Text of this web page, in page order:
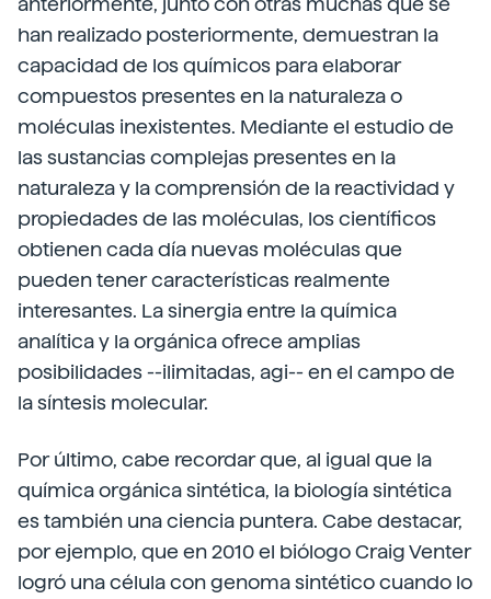
han realizado posteriormente, demuestran la
capacidad de los químicos para elaborar
compuestos presentes en la naturaleza o
moléculas inexistentes. Mediante el estudio de
las sustancias complejas presentes en la
naturaleza y la comprensión de la reactividad y
propiedades de las moléculas, los científicos
obtienen cada día nuevas moléculas que
pueden tener características realmente
interesantes. La sinergia entre la química
analítica y la orgánica ofrece amplias
posibilidades --ilimitadas, agi-- en el campo de
la síntesis molecular.
Por último, cabe recordar que, al igual que la
química orgánica sintética, la biología sintética
es también una ciencia puntera. Cabe destacar,
por ejemplo, que en 2010 el biólogo Craig Venter
logró una célula con genoma sintético cuando lo